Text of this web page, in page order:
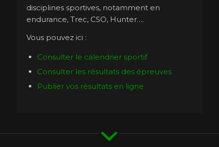
disciplines sportives, notamment en
endurance, Trec, CSO, Hunter….
Vous pouvez ici :
Consulter le calendrier sportif
Consulter les résultats des épreuves
Publier vos résultats en ligne